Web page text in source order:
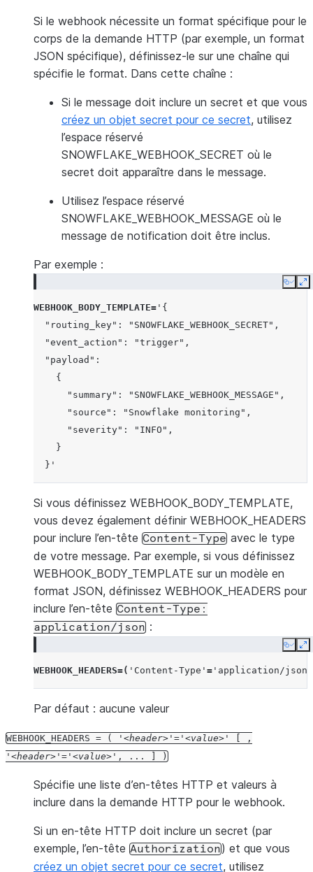
Si le webhook nécessite un format spécifique pour le
corps de la demande HTTP (par exemple, un format
JSON spécifique), définissez-le sur une chaîne qui
spécifie le format. Dans cette chaîne :
Si le message doit inclure un secret et que vous
créez un objet secret pour ce secret, utilisez
l’espace réservé
SNOWFLAKE_WEBHOOK_SECRET où le
secret doit apparaître dans le message.
Utilisez l’espace réservé
SNOWFLAKE_WEBHOOK_MESSAGE où le
message de notification doit être inclus.
Par exemple :
Copy
WEBHOOK_BODY_TEMPLATE= '{
  "routing_key": "SNOWFLAKE_WEBHOOK_SECRET",
  "event_action": "trigger",
  "payload":
    {
      "summary": "SNOWFLAKE_WEBHOOK_MESSAGE",
      "source": "Snowflake monitoring",
      "severity": "INFO",
    }
  }'
Si vous définissez WEBHOOK_BODY_TEMPLATE,
vous devez également définir WEBHOOK_HEADERS
pour inclure l’en-tête Content-Type avec le type
de votre message. Par exemple, si vous définissez
WEBHOOK_BODY_TEMPLATE sur un modèle en
format JSON, définissez WEBHOOK_HEADERS pour
inclure l’en-tête Content-Type:
application/json :
Copy
WEBHOOK_HEADERS=( 'Content-Type' = 'application/json'
Par défaut : aucune valeur
WEBHOOK_HEADERS = ( ' header '=' value '
,
'
header '=' value ', ... )
Spécifie une liste d’en-têtes HTTP et valeurs à
inclure dans la demande HTTP pour le webhook.
Si un en-tête HTTP doit inclure un secret (par
exemple, l’en-tête Authorization) et que vous
créez un objet secret pour ce secret, utilisez